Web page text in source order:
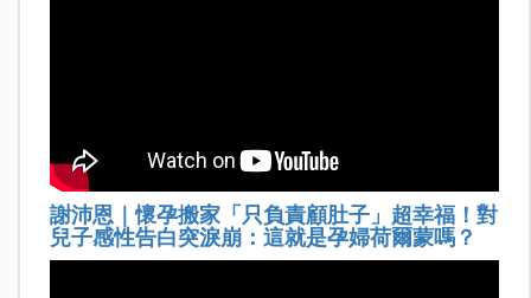
謝沛恩｜懷孕搬家「只負責顧肚子」超幸福！對
兒子感性告白突淚崩：這就是孕婦荷爾蒙嗎？